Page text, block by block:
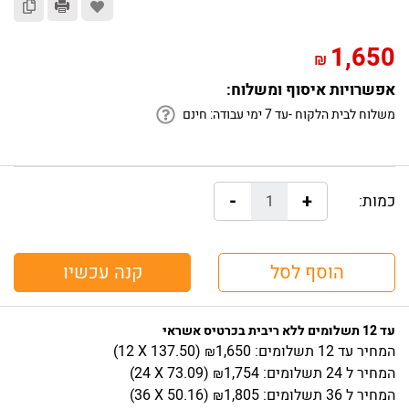
₪
1,650
₪
אפשרויות איסוף ומשלוח:
משלוח לבית הלקוח -עד 7 ימי עבודה: חינם
כמות: +
-
הוסף לסל קנה עכשיו
עד 12 תשלומים ללא ריבית בכרטיס אשראי
המחיר עד 12 תשלומים: ₪1,650
(12 X 137.50)
המחירל 24 תשלומים: ₪1,754
(24 X73.09)
המחירל 36 תשלומים: ₪1,805
(36 X 50.16)